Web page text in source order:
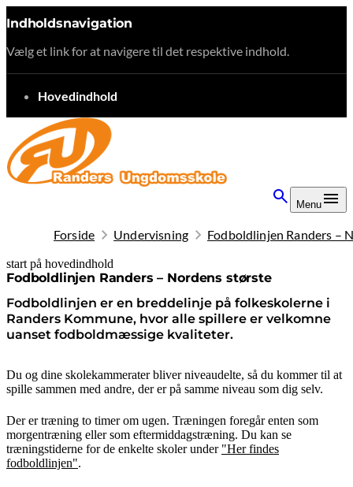
Indholdsnavigation
Vælg et link for at navigere til det respektive indhold.
gå til
Hovedindhold
Menu
Forside Undervisning Fodboldlinjen Randers –
start på hovedindhold
Fodboldlinjen Randers – Nordens største
Fodboldlinjen er en breddelinje på folkeskolerne i
Randers Kommune, hvor alle spillere er velkomne
uanset fodboldmæssige kvaliteter.
senest opdateret 10. februar 2026
Du og dine skolekammerater bliver niveaudelte, så du kommer til at
spille sammen med andre, der er på samme niveau som dig selv.
Der er træning to timer om ugen. Træningen foregår enten som
morgentræning eller som eftermiddagstræning. Du kan se
træningstiderne for de enkelte skoler under "Her findes
fodboldlinjen".